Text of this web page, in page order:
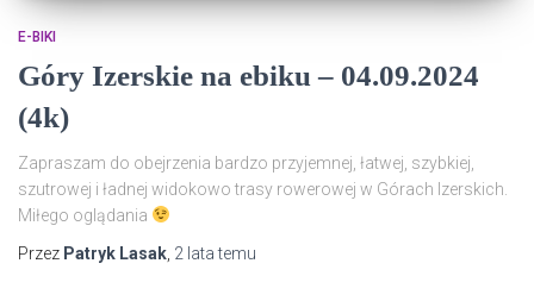
E-BIKI
Góry Izerskie na ebiku – 04.09.2024
(4k)
Zapraszam do obejrzenia bardzo przyjemnej, łatwej, szybkiej,
szutrowej i ładnej widokowo trasy rowerowej w Górach Izerskich.
Miłego oglądania
Przez Patryk Lasak 2 latatemu